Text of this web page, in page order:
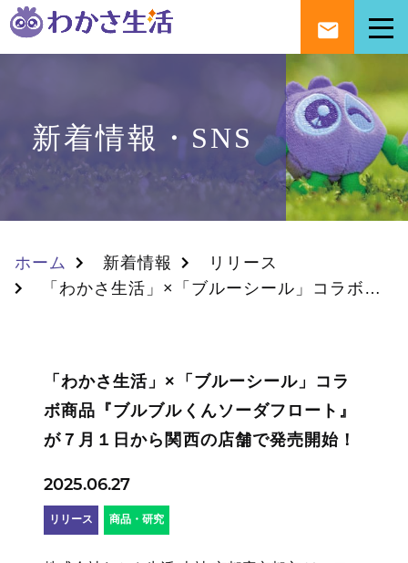
新着情報・SNS
ホーム 新着情報
リリース
「わかさ生活」×「ブルーシール」コラボ商品『ブルブルくんソーダフロート』が７月１日から関西の店舗で発売開始！
「わかさ生活」×「ブルーシール」コラ
ボ商品『ブルブルくんソーダフロート』
が７月１日から関西の店舗で発売開始！
2025.06.27
リリース 商品・研究